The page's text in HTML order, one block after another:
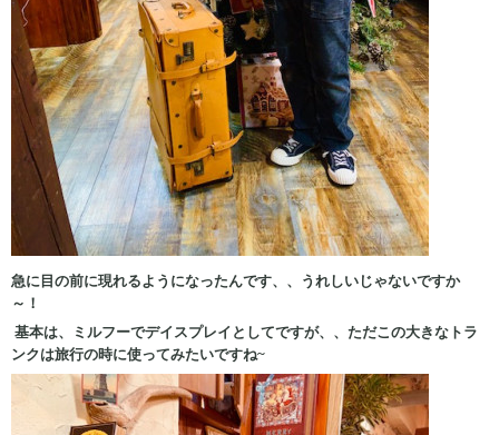
急に目の前に現れるようになったんです、、うれしいじゃないですか
～！
基本は、ミルフーでデイスプレイとしてですが、、ただこの大きなトラ
ンクは旅行の時に使ってみたいですね~